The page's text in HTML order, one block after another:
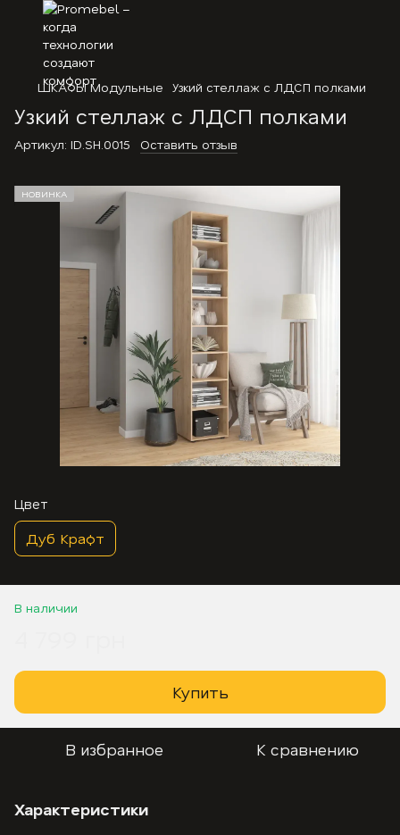
ШКАФЫ Модульные Узкий стеллаж с ЛДСП полками
Узкий стеллаж с ЛДСП полками
Артикул: ID.SH.0015 Оставить отзыв
НОВИНКА
Цвет
Дуб Крафт
В наличии
Купить
В избранное К сравнению
Характеристики